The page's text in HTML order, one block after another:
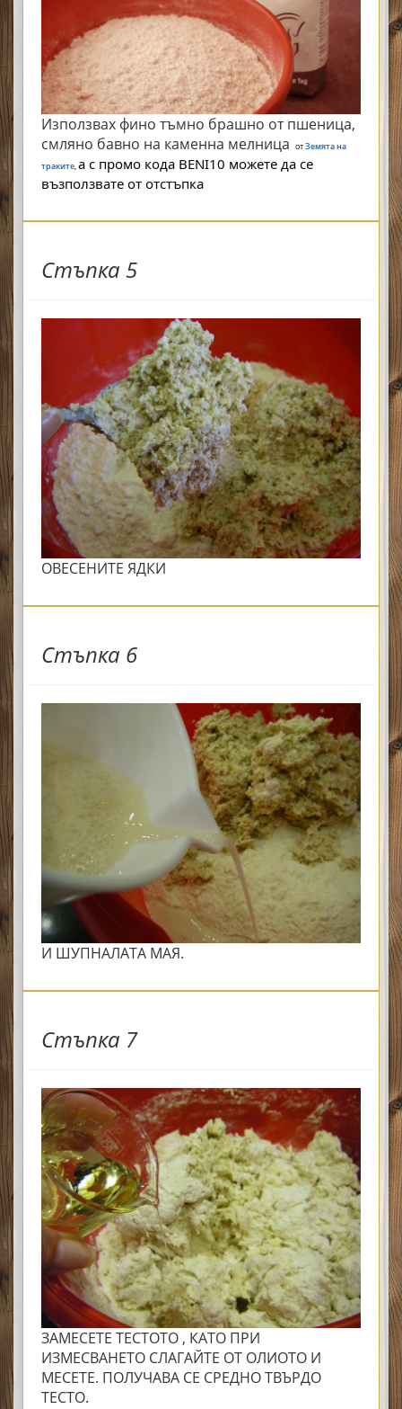
Използвах фино тъмно брашно от пшеница,
смляно бавно на каменна мелница отЗемята на
траките,а с промо кода BENI10 можете да се
възползвате от отстъпка
Стъпка 5
ОВЕСЕНИТЕ ЯДКИ
Стъпка 6
И ШУПНАЛАТА МАЯ.
Стъпка 7
ЗАМЕСЕТЕ ТЕСТОТО , КАТО ПРИ
ИЗМЕСВАНЕТО СЛАГАЙТЕ ОТ ОЛИОТО И
МЕСЕТЕ. ПОЛУЧАВА СЕ СРЕДНО ТВЪРДО
ТЕСТО.